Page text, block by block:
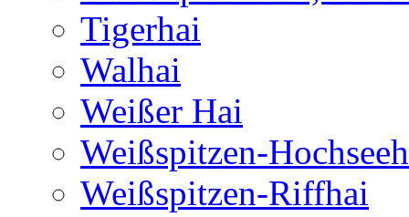
Tigerhai
Walhai
Weißer Hai
Weißspitzen-
Weißspitzen-Riffhai